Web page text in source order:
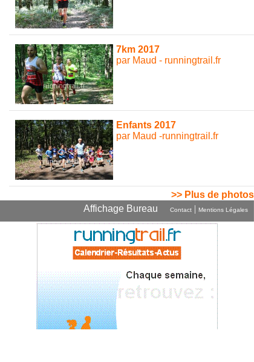
7km 2017
par Maud - runningtrail.fr
Enfants 2017
par Maud -runningtrail.fr
>> Plus de photos
Affichage Bureau
Contact | Mentions Légales